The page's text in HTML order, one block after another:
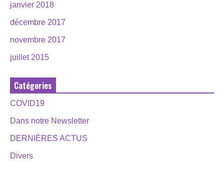
janvier 2018
décembre 2017
novembre 2017
juillet 2015
Catégories
COVID19
Dans notre Newsletter
DERNIÈRES ACTUS
Divers